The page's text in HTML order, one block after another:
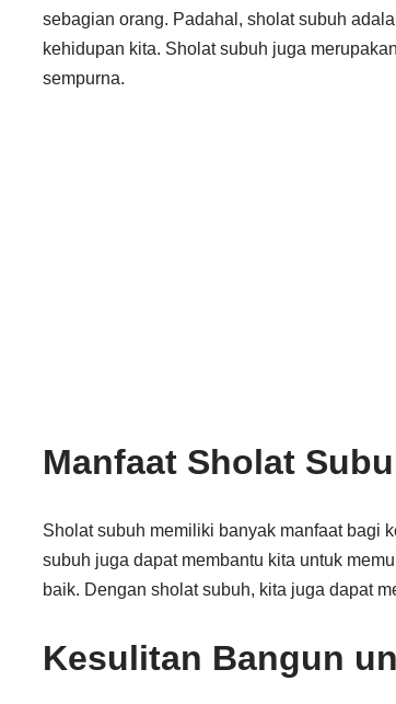
sebagian orang. Padahal, sholat subuh
kehidupan kita. Sholat subuh juga
sempurna.
Manfaat Sholat
Sholat subuh memiliki banyak manfaat bagi
subuh juga dapat membantu kita untuk
baik. Dengan sholat subuh, kita juga dapat
Kesulitan Bangun